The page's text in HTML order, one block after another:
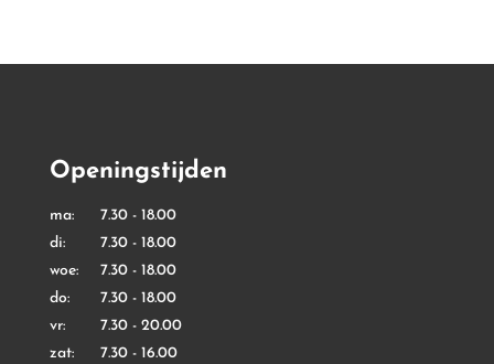
Openingstijden
ma: 7.30 - 18.00
di: 7.30 - 18.00
woe: 7.30 - 18.00
do: 7.30 - 18.00
vr: 7.30 - 20.00
zat: 7.30 - 16.00